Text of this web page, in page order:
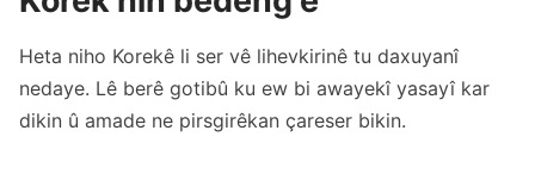
Heta niho Korekê li ser vê lihevkirinê tu daxuyanî
nedaye. Lê berê gotibû ku ew bi awayekî yasayî kar
dikin û amade ne pirsgirêkan çareser bikin.